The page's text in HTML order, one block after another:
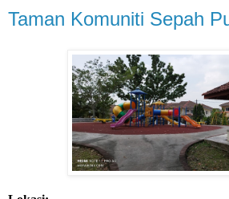
Taman Komuniti Sepah